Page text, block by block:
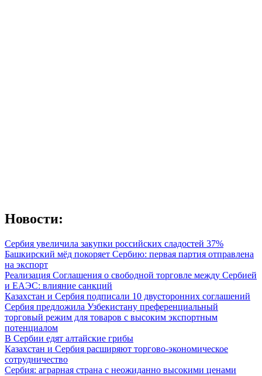
Новости:
Сербия увеличила закупки российских сладостей 37%
Башкирский мёд покоряет Сербию: первая партия отправлена
на экспорт
Реализация Соглашения о свободной торговле между Сербией
и ЕАЭС: влияние санкций
Казахстан и Сербия подписали 10 двусторонних соглашений
Сербия предложила Узбекистану преференциальный
торговый режим для товаров с высоким экспортным
потенциалом
В Сербии едят алтайские грибы
Казахстан и Сербия расширяют торгово-экономическое
сотрудничество
Сербия: аграрная страна с неожиданно высокими ценами